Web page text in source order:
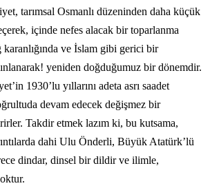
tarımsal Osmanlı düzeninden daha küçük
içinde nefes alacak bir toparlanma
ve İslam gibi gerici bir
yeniden doğduğumuz bir dönemdir.
1930’lu yıllarını adeta asrı saadet
devam edecek değişmez bir
Takdir etmek lazım ki, bu kutsama,
dahi Ulu Önderli, Büyük Atatürk’lü
dindar, dinsel bir dildir ve ilimle,